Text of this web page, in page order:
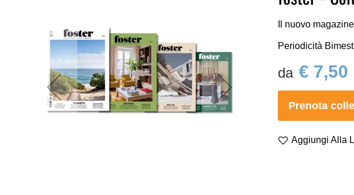
galleria
immagini
Il nuovo
Periodicità
€ 7,50
Prenota
Aggiungi Alla